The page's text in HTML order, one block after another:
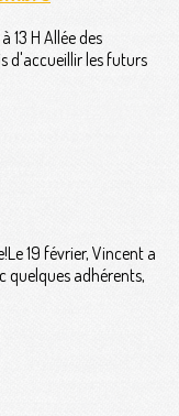
13 H Allée des
d'accueillir les futurs
19 février, Vincent a
quelques adhérents,